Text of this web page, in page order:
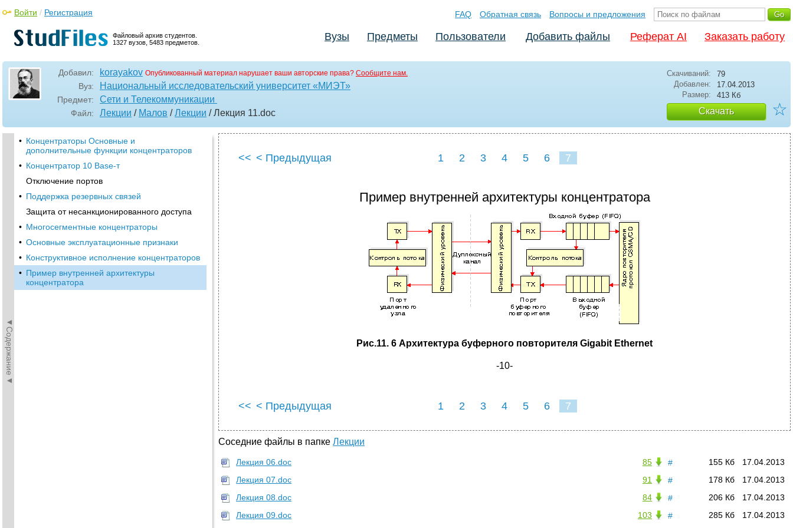
Файловый архив студентов.
1327 вузов, 5483 предметов.
Войти / Регистрация FAQ Обратная связь Вопросы и предложения
Вузы Предметы Пользователи Добавить файлы Реферат AI Заказать работу
Добавил: korayakov Опубликованный материал нарушает ваши авторские права? Сообщите нам.
Вуз: Национальный исследовательский университет «МИЭТ»
Предмет: Сети и Телекоммуникации
Файл: Лекции / Малов /Лекции / Лекция 11.doc
Скачиваний:
79
Добавлен:
17.04.2013
Размер:
413 Кб
Скачать ☆
◄Содержание◄
• Концентраторы Основные и
дополнительные функции концентраторов
• Концентратор 10 Base-т
Отключение портов
• Поддержка резервных связей
Защита от несанкционированного доступа
• Многосегментные концентраторы
• Основные эксплуатационные признаки
• Конструктивное исполнение концентраторов
• Пример внутренней архитектуры
концентратора
<< < Предыдущая 1 2 3 4 5 6 7
Пример внутренней архитектуры концентратора
Рис.11. 6 Архитектура буферного повторителя Gigabit Ethernet
-10-
<< < Предыдущая 1 2 3 4 5 6 7
Соседние файлы в папке Лекции
# 17.04.2013
155 Кб
85
Лекция 06.doc
#
17.04.2013
178 Кб
91
Лекция 07.doc
#
17.04.2013
206 Кб
84
Лекция 08.doc
#
17.04.2013
285 Кб
103
Лекция 09.doc